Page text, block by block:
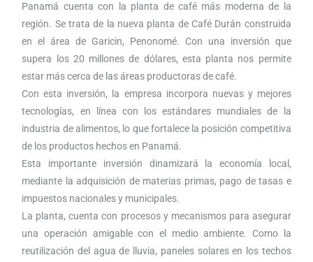
Panamá cuenta con la planta de café más moderna de la
región. Se trata de la nueva planta de Café Durán construida
en el área de Garicin, Penonomé. Con una inversión que
supera los 20 millones de dólares, esta planta nos permite
estar más cerca de las áreas productoras de café.
Con esta inversión, la empresa incorpora nuevas y mejores
tecnologías, en línea con los estándares mundiales de la
industria de alimentos, lo que fortalece la posición competitiva
de los productos hechos en Panamá.
Esta importante inversión dinamizará la economía local,
mediante la adquisición de materias primas, pago de tasas e
impuestos nacionales y municipales.
La planta, cuenta con procesos y mecanismos para asegurar
una operación amigable con el medio ambiente. Como la
reutilización del agua de lluvia, paneles solares en los techos